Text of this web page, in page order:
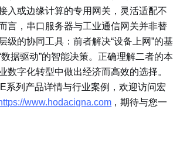
入或边缘计算的专用网关，灵活适配不
言，串口服务器与工业通信网关并非替
级的协同工具：前者解决“设备上网”的基
据驱动”的智能决策。正确理解二者的本
数字化转型中做出经济而高效的选择。
系列产品详情与行业案例，欢迎访问宏
www.hodacigna.com，期待与您一